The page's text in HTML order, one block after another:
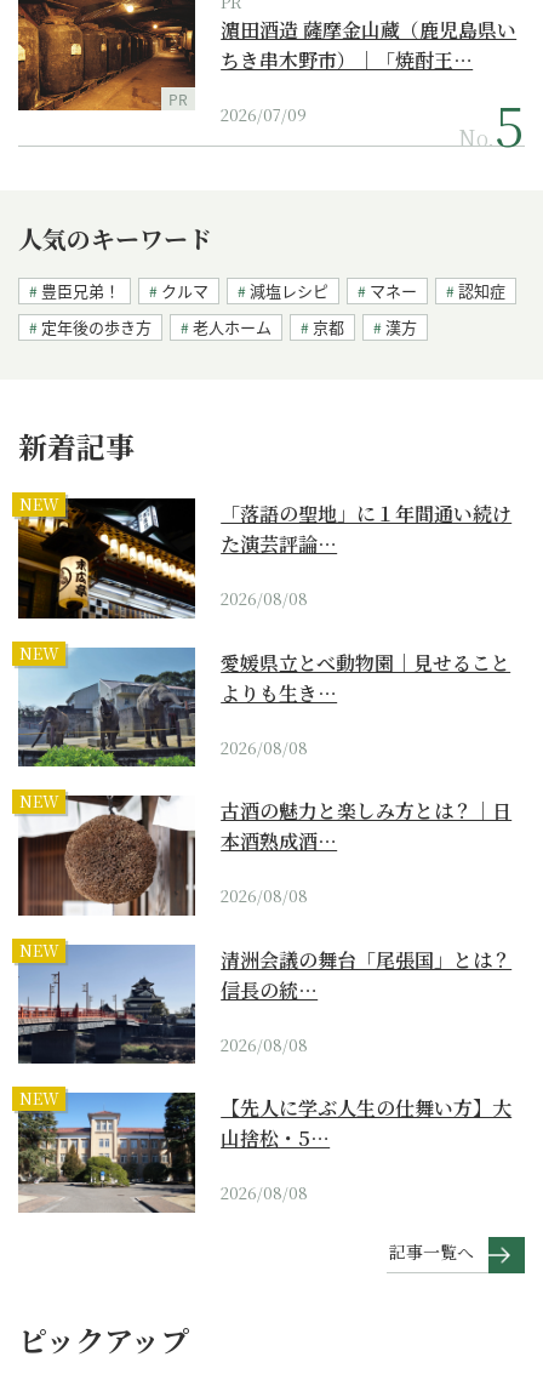
PR
濵田酒造 薩摩金山蔵（鹿児島県い
ちき串木野市）｜「焼酎王…
2026/07/09
No.
人気のキーワード
豊臣兄弟！ クルマ 減塩レシピ マネー
認知症
定年後の歩き方
老人ホーム 京都 漢方
新着記事
NEW
「落語の聖地」に１年間通い続け
た演芸評論…
2026/08/08
NEW
愛媛県立とべ動物園｜見せること
よりも生き…
2026/08/08
NEW
古酒の魅力と楽しみ方とは？｜日
本酒熟成酒…
2026/08/08
NEW
清洲会議の舞台「尾張国」とは？
信長の統…
2026/08/08
NEW
【先人に学ぶ人生の仕舞い方】大
山捨松・5…
2026/08/08
記事一覧へ
ピックアップ